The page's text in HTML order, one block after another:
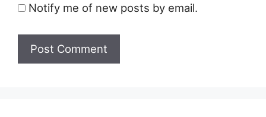
Notify me of new posts by email.